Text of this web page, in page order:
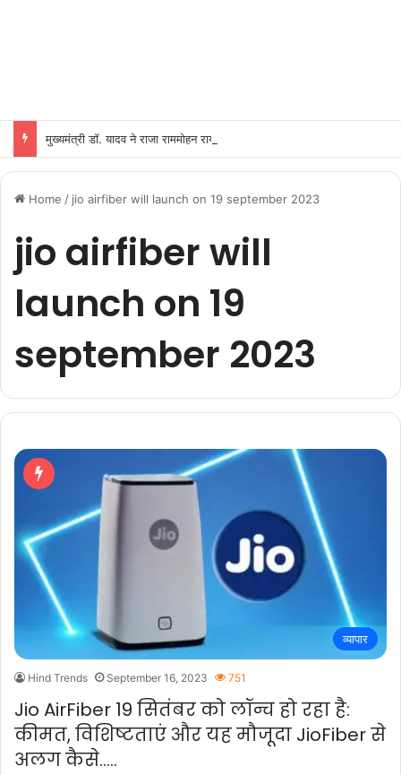
मुख्यमंत्री डॉ. यादव ने राजा राममोहन राय की जयंती पर किया नमन
Home / jio airfiber will launch on 19 september 2023
jio airfiber will
launch on 19
september 2023
व्यापार
Hind Trends September 16, 2023 751
Jio AirFiber 19 सितंबर को लॉन्च हो रहा है:
कीमत, विशिष्टताएं और यह मौजूदा JioFiber से
अलग कैसे…..